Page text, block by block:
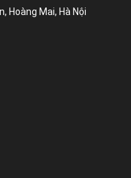
Hoàng Mai, Hà Nội